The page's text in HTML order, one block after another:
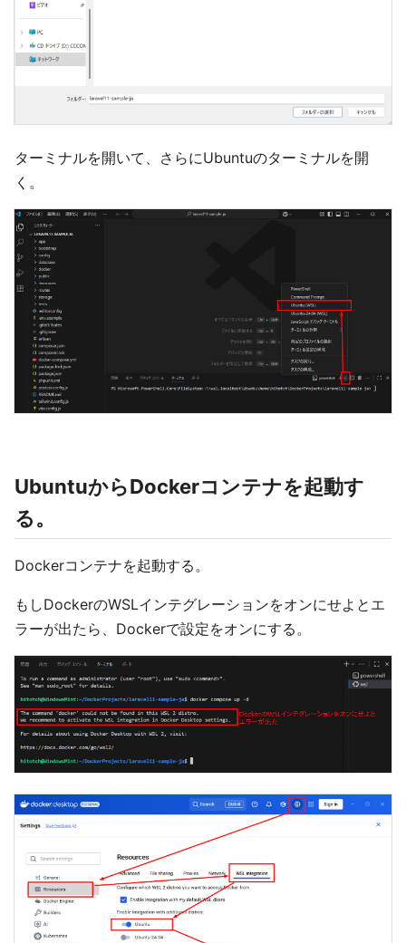
ターミナルを開いて、さらにUbuntuのターミナルを開
く。
UbuntuからDockerコンテナを起動す
る。
Dockerコンテナを起動する。
もしDockerのWSLインテグレーションをオンにせよとエ
ラーが出たら、Dockerで設定をオンにする。